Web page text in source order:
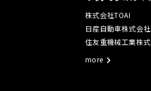
株式会社TOAI
日産自動車株式会社
住友重機械工業株
more